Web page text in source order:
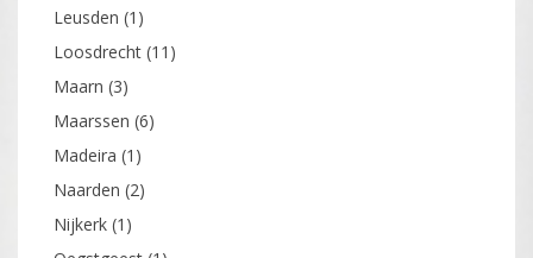
Leusden (1)
Loosdrecht (11)
Maarn (3)
Maarssen (6)
Madeira (1)
Naarden (2)
Nijkerk (1)